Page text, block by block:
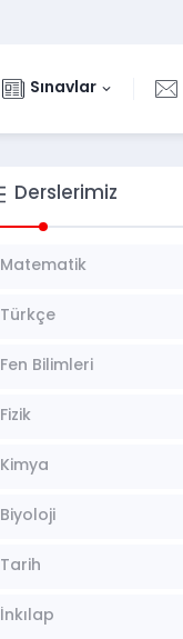
Sınavlar
Derslerimiz
Matematik
Türkçe
Fen Bilimleri
Fizik
Kimya
Biyoloji
Tarih
İnkılap